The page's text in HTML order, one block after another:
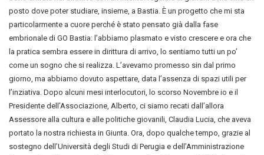
posto dove poter studiare, insieme, a Bastia. È un progetto che mi sta
particolarmente a cuore perché è stato pensato già dalla fase
embrionale di GO Bastia: l’abbiamo plasmato e visto crescere e ora che
la pratica sembra essere in dirittura di arrivo, lo sentiamo tutti un po’
come un sogno che si realizza. L’avevamo promesso sin dal primo
giorno, ma abbiamo dovuto aspettare, data l’assenza di spazi utili per
l’inziativa. Dopo alcuni mesi interlocutori, lo scorso Novembre io e il
Presidente dell’Associazione, Alberto, ci siamo recati dall’allora
Assessore alla cultura e alle politiche giovanili, Claudia Lucia, che aveva
portato la nostra richiesta in Giunta. Ora, dopo qualche tempo, grazie al
sostegno dell’Università degli Studi di Perugia e dell’Amministrazione